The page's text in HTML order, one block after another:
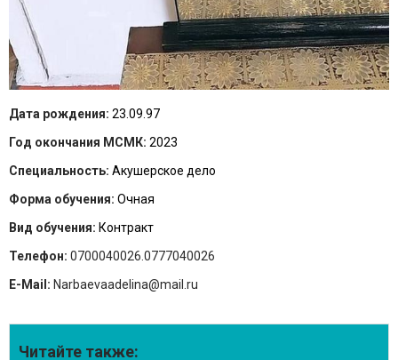
Дата рождения: 23.09.97
Год окончания МСМК: 2023
Специальность: Акушерское дело
Форма обучения: Очная
Вид обучения: Контракт
Телефон: 0700040026.0777040026
E-Mail: Narbaevaadelina@mail.ru
Читайте также: